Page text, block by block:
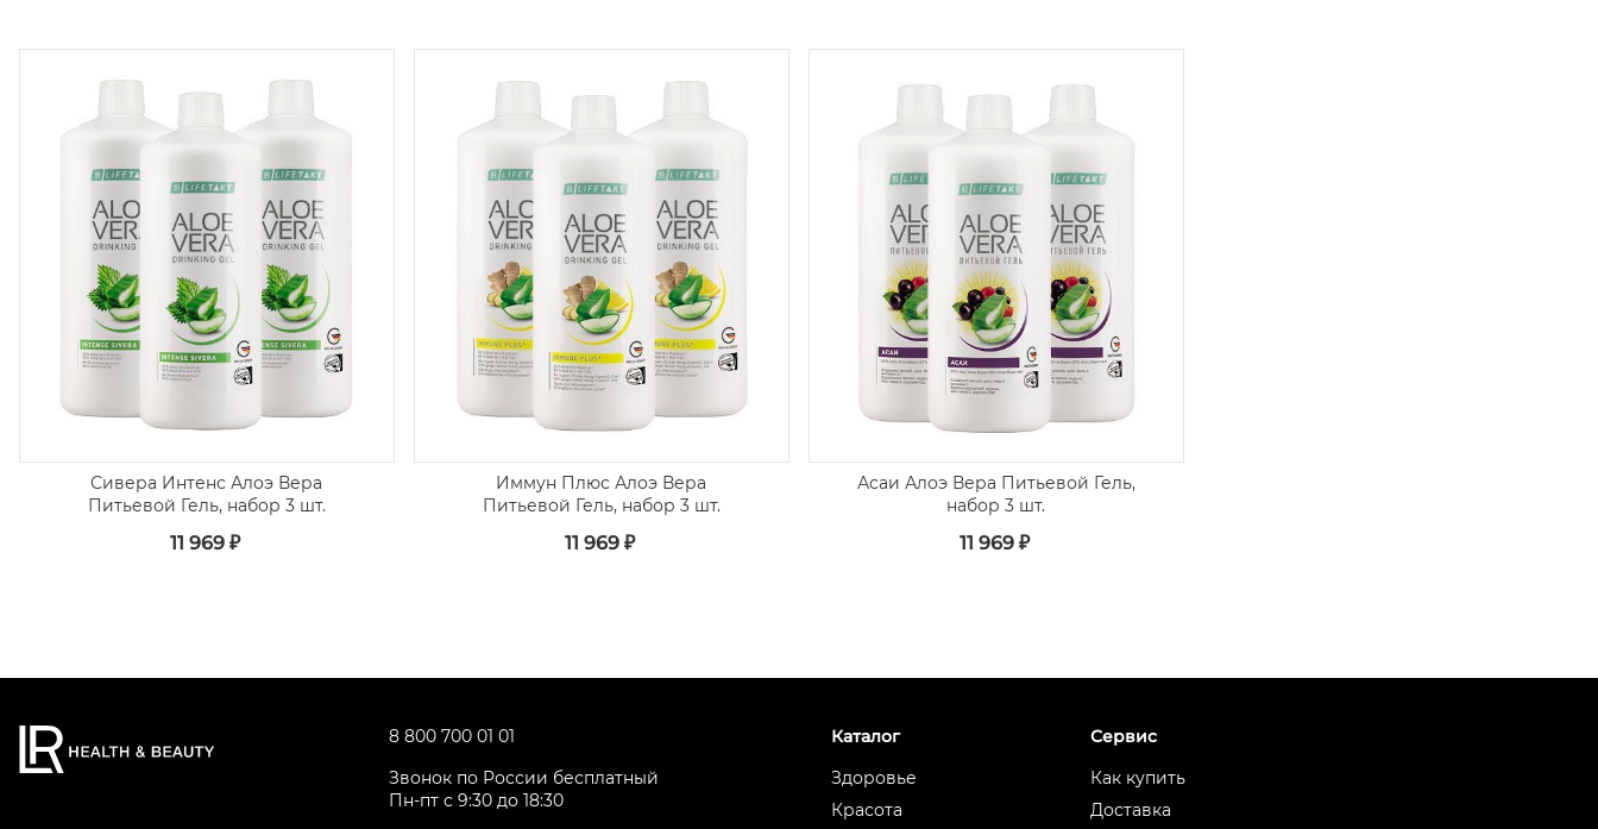
Сивера Интенс Алоэ Вера
Питьевой Гель, набор 3 шт.
11 969 ₽
Иммун Плюс Алоэ Вера
Питьевой Гель, набор 3 шт.
11 969 ₽
Асаи Алоэ Вера Питьевой Гель,
набор 3 шт.
11 969 ₽
8 800 700 01 01
Звонок по России бесплатный
Пн-пт с 9:30 до 18:30
Каталог
Здоровье
Красота
Сервис
Как купить
Доставка